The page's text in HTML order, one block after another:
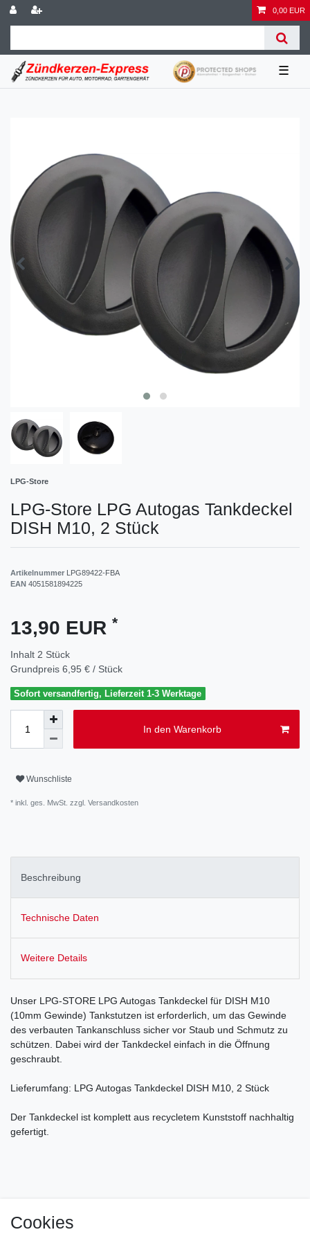
0,00 EUR
☰
LPG-Store
LPG-Store LPG Autogas Tankdeckel
DISH M10, 2 Stück
Artikelnummer LPG89422-FBA
EAN 4051581894225
13,90 EUR *
Inhalt 2 Stück
Grundpreis 6,95 € / Stück
Sofort versandfertig, Lieferzeit 1-3 Werktage
In den Warenkorb
Wunschliste
* inkl. ges. MwSt. zzgl. Versandkosten
Beschreibung
Technische Daten
Weitere Details
Unser LPG-STORE LPG Autogas Tankdeckel für DISH M10
(10mm Gewinde) Tankstutzen ist erforderlich, um das Gewinde
des verbauten Tankanschluss sicher vor Staub und Schmutz zu
schützen. Dabei wird der Tankdeckel einfach in die Öffnung
geschraubt.
Lieferumfang: LPG Autogas Tankdeckel DISH M10, 2 Stück
Der Tankdeckel ist komplett aus recycletem Kunststoff nachhaltig
gefertigt.
Impressum
Cookies